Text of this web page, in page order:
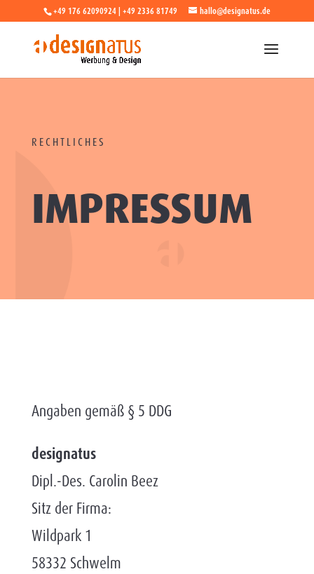
+49 176 62090924 | +49 2336 81749 hallo@designatus.de
RECHTLICHES
IMPRESSUM
Angaben gemäß § 5 DDG
designatus
Dipl.-Des. Carolin Beez
Sitz der Firma:
Wildpark 1
58332 Schwelm